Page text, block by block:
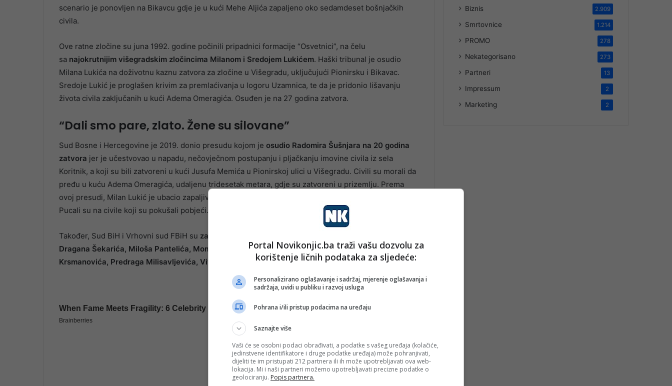
scenario je ponovljen na Bikavcu gdje je u kući Mehe Aljića zapaljeno oko sedamdeset bošnjačkih
civila.
Ove ratne zločine su juna 1992. godine počinili pripadnici formacije “Osvetnici”, na čelu
sa najokrutnijim višegradskim zločincima Milanom i Sredojem Lukićem. Haški tribunal je osudio
Milana Lukića na doživotnu kaznu zatvora za zločine u Višegradu, uključujući Pionirsku i Bikavac.
Sredoje Lukić je proglašen krivim za premlaćivanja u logoru Uzamnica, te da je pridonio lišavanju
života civila zaključanih u kući Adema Omeragića. Osuđen je na 27 godina zatvora.
“Dali smo pare, zlato. Žene su silovane”
Sud Bosne i Hercegovine je 2019. donio presudu kojom je osudio Radomira Šušnjara na 20 godina
zatvora jer je učestvovao u napadu, nečovječnom postupanju i pljačkanju imovine civila iz sela
Koritnik, a koji su bili zatvoreni u kući Jusufa Memića u Pionirskoj ulici u Višegradu. Civili su morali da
pređu u kuću Adema Omeragića, udaljenu tridesetak metara, gdje su zatvoreni u prizemlju. Prema
ovoj presudi, Milan Lukić je ubacio zapaljivu eksplozivnu napravu, a Radomir Šušnjar ručnu bombu.
Pucali su na civile koji su pokušali pobjeći.
Također, Sud BiH i Vrhovni sud FBiH su za ratne zločine u Višegradu osudili Bobana Šimšića,
Dragana Šekarića, Miloša Pantelića, Momira Savića, Nenada Tanaskovića, Novu Rajaka, Olivera
Krsmanovića, Predraga Milisavljevića, Vitomira Rackovića i Željka Leleka.
Biznis 2.909
Smrtovnice 1.214
PROMO 278
Nekategorisano 273
Partneri 13
Impressum 2
Marketing 2
Portal Novikonjic.ba traži vašu dozvolu za
korištenje ličnih podataka za sljedeće:
Personalizirano oglašavanje i sadržaj, mjerenje oglašavanja i
sadržaja, uvidi u publiku i razvoj usluga
Pohrana i/ili pristup podacima na uređaju
Saznajte više
Vaši će se osobni podaci obrađivati, a podatke s vašeg uređaja (kolačiće,
jedinstvene identifikatore i druge podatke uređaja) može pohranjivati,
dijeliti te im pristupati 212 partnera ili ih može upotrebljavati ova web-
lokacija. Mi i naši partneri možemo upotrebljavati precizne podatke o
geolociranju. Popis partnera.